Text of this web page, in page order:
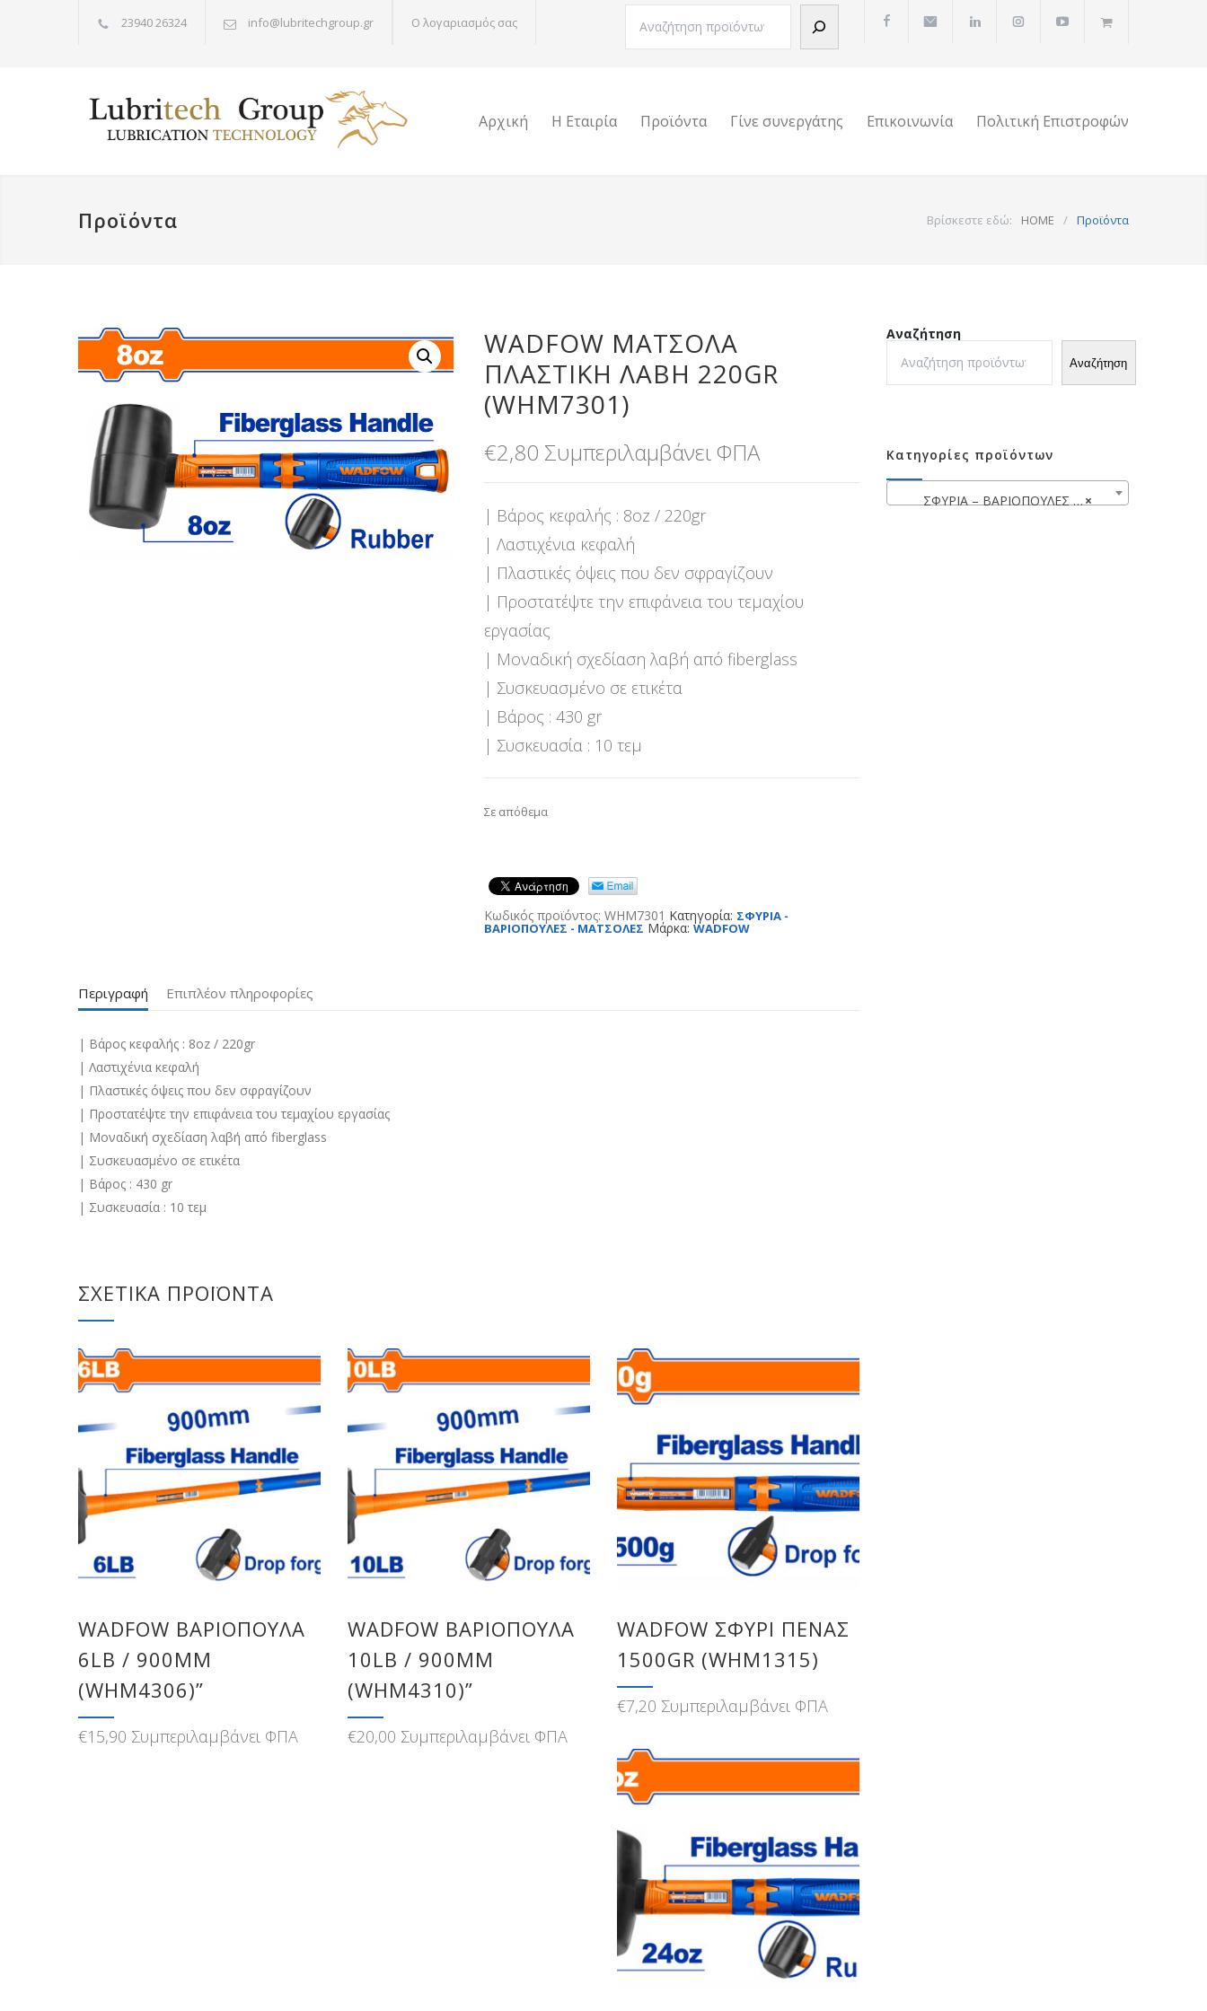
23940 26324 info@lubritechgroup.gr Ο λογαριασμός σας
Αναζήτηση
Αρχική Η Εταιρία Προϊόντα Γίνε συνεργάτης Επικοινωνία Πολιτική Επιστροφών
Προϊόντα Βρίσκεστε εδώ: HOME / Προϊόντα
WADFOW ΜΑΤΣΟΛΑ
ΠΛΑΣΤΙΚΗ ΛΑΒΗ 220GR
(WHM7301)
€2,80 Συμπεριλαμβάνει ΦΠΑ
| Βάρος κεφαλής : 8oz / 220gr
| Λαστιχένια κεφαλή
| Πλαστικές όψεις που δεν σφραγίζουν
| Προστατέψτε την επιφάνεια του τεμαχίου
εργασίας
| Μοναδική σχεδίαση λαβή από fiberglass
| Συσκευασμένο σε ετικέτα
| Βάρος : 430 gr
| Συσκευασία : 10 τεμ
Σε απόθεμα
Κωδικός προϊόντος:WHM7301 Κατηγορία: ΣΦΥΡΙΑ -
ΒΑΡΙΟΠΟΥΛΕΣ - ΜΑΤΣΟΛΕΣ Μάρκα:WADFOW
Περιγραφή Επιπλέον πληροφορίες
| Βάρος κεφαλής : 8oz / 220gr
| Λαστιχένια κεφαλή
| Πλαστικές όψεις που δεν σφραγίζουν
| Προστατέψτε την επιφάνεια του τεμαχίου εργασίας
| Μοναδική σχεδίαση λαβή από fiberglass
| Συσκευασμένο σε ετικέτα
| Βάρος : 430 gr
| Συσκευασία : 10 τεμ
ΣΧΕΤΙΚΆ ΠΡΟΪΌΝΤΑ
WADFOW ΒΑΡΙΟΠΟΥΛΑ
6LB / 900MM
(WHM4306)”
€15,90 Συμπεριλαμβάνει ΦΠΑ
WADFOW ΒΑΡΙΟΠΟΥΛΑ
10LB / 900MM
(WHM4310)”
€20,00 Συμπεριλαμβάνει ΦΠΑ
WADFOW ΣΦΥΡΙ ΠΕΝΑΣ
1500GR (WHM1315)
€7,20 Συμπεριλαμβάνει ΦΠΑ
Αναζήτηση
Αναζήτηση
Κατηγορίες προϊόντων
×
ΣΦΥΡΙΑ – ΒΑΡΙΟΠΟΥΛΕΣ – ΜΑΤΣΟΛΕΣ